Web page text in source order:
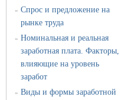
» Спрос и предложение на
рынке труда
» Номинальная и реальная
заработная плата. Факторы,
влияющие на уровень
заработ
» Виды и формы заработной